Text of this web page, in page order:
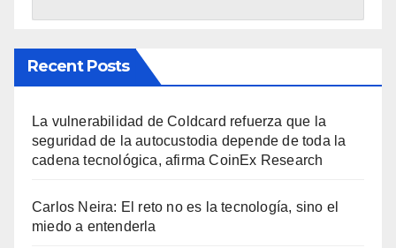
Recent Posts
La vulnerabilidad de Coldcard refuerza que la
seguridad de la autocustodia depende de toda la
cadena tecnológica, afirma CoinEx Research
Carlos Neira: El reto no es la tecnología, sino el
miedo a entenderla